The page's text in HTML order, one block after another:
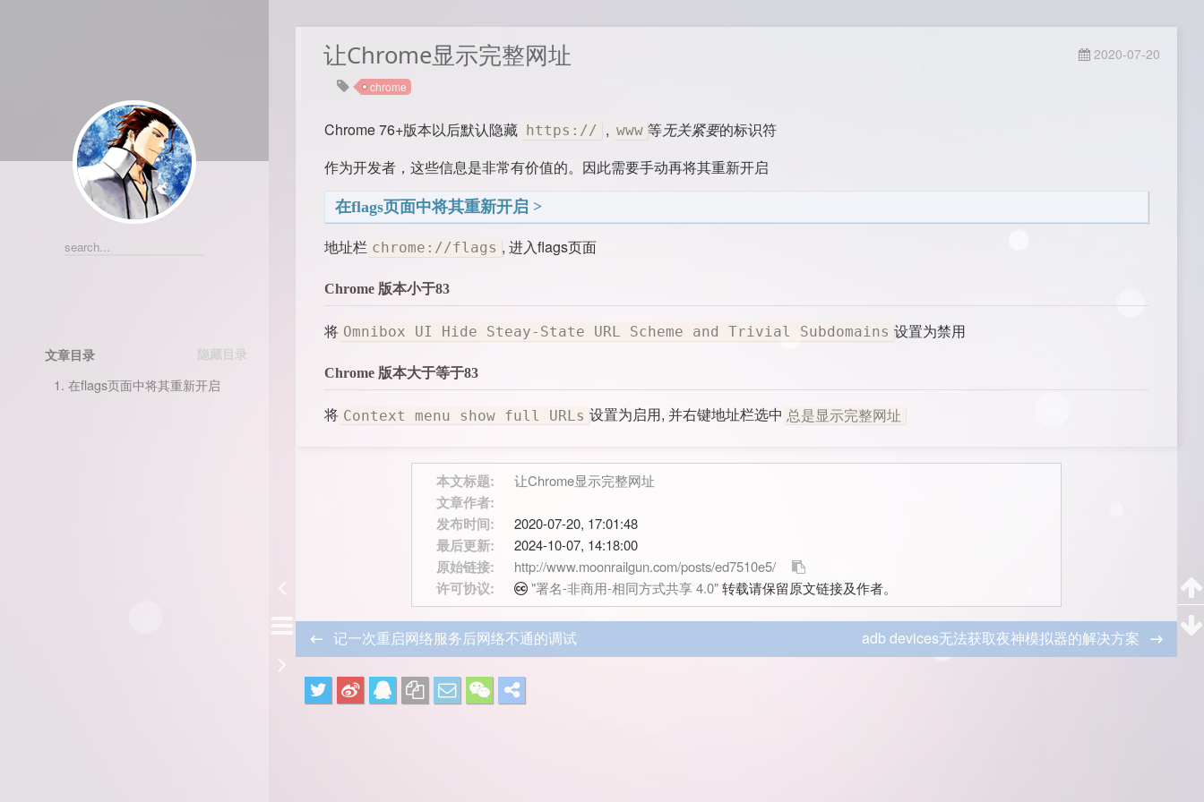
2020-07-20
让Chrome显示完整网址
chrome
Chrome 76+版本以后默认隐藏 https:// , www 等无关紧要的标识符
作为开发者，这些信息是非常有价值的。因此需要手动再将其重新开启
在flags页面中将其重新开启
地址栏 chrome://flags , 进入flags页面
Chrome 版本小于83
将 Omnibox UI Hide Steay-State URL Scheme and Trivial Subdomains 设置为禁用
Chrome 版本大于等于83
将 Context menu show full URLs 设置为启用, 并右键地址栏选中 总是显示完整网址
本文标题: 让Chrome显示完整网址
文章作者:
发布时间:
2020-07-20, 17:01:48
最后更新: 2024-10-07, 14:18:00
原始链接: http://www.moonrailgun.com/posts/ed7510e5/
许可协议: "署名-非商用-相同方式共享 4.0"转载请保留原文链接及作者。
记一次重启网络服务后网络不通的调试 adb devices无法获取夜神模拟器的解决方案
文章目录
1. 在flags页面中将其重新开启